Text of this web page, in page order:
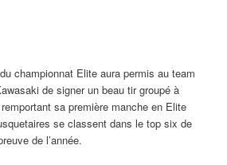
championnat Elite aura permis au team
de signer un beau tir groupé à
sa première manche en Elite
se classent dans le top six de
de l’année.